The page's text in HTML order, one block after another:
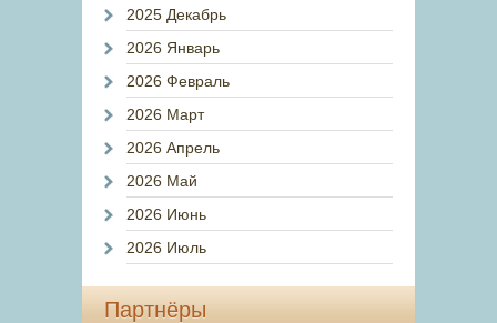
2025 Декабрь
2026 Январь
2026 Февраль
2026 Март
2026 Апрель
2026 Май
2026 Июнь
2026 Июль
Партнёры